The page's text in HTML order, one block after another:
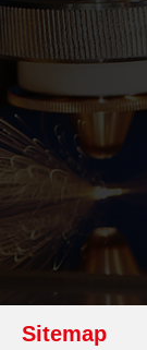
Sitemap